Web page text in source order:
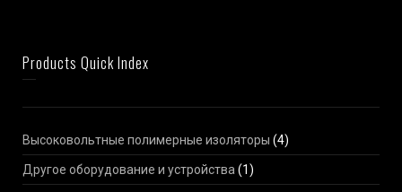
Products Quick Index
Высоковольтные полимерные изоляторы (4)
Другое оборудование и устройства(1)